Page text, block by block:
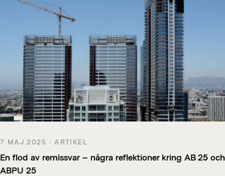
7 MAJ 2025 · ARTIKEL
En flod av remissvar – några reflektioner kring AB 25 och
ABPU 25